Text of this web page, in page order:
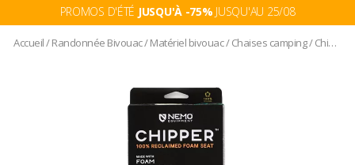
PROMOS D'ÉTÉ JUSQU'À -75% JUSQU'AU 25/08
Accueil/Randonnée Bivouac/Matériel bivouac/Chaises camping/Chipper Wabi Sabi